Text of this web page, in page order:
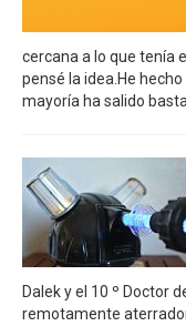
cercana a lo que tenía
pensé la idea.He
mayoría ha salido
Dalek y el 10 º Doctor
remotamente